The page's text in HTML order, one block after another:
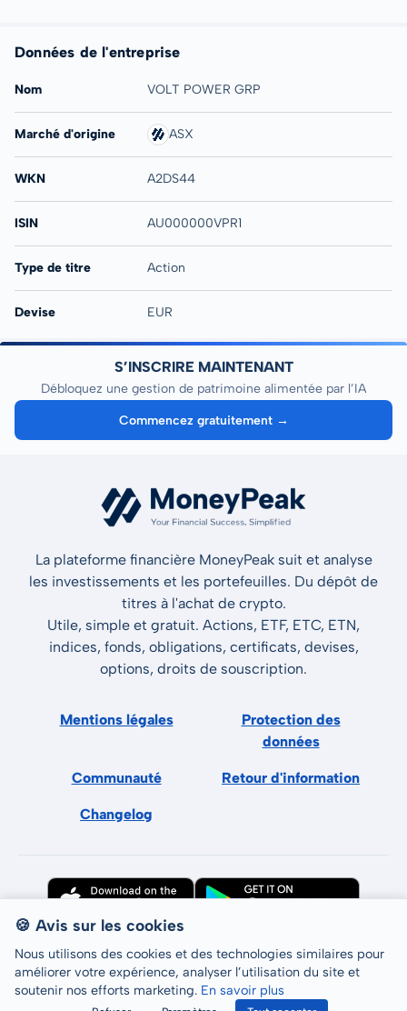
Données de l'entreprise
Nom VOLT POWER GRP
Marché d'origine ASX
WKN A2DS44
ISIN AU000000VPR1
Type de titre Action
Devise EUR
S’INSCRIRE MAINTENANT
Débloquez une gestion de patrimoine alimentée par l’IA
Commencez gratuitement →
La plateforme financière MoneyPeak suit et analyse
les investissements et les portefeuilles. Du dépôt de
titres à l'achat de crypto.
Utile, simple et gratuit. Actions, ETF, ETC, ETN,
indices, fonds, obligations, certificats, devises,
options, droits de souscription.
Mentions légales
Protection des
données
Communauté Retour d'information
Changelog
Tous droits réservés © LCP GmbH 2026
🍪 Avis sur les cookies
Nous utilisons des cookies et des technologies similaires pour
améliorer votre expérience, analyser l’utilisation du site et
soutenir nos efforts marketing. En savoir plus